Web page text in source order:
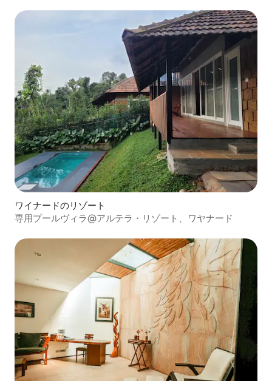
ワイナードのリゾート
専用プールヴィラ@アルテラ・リゾート、ワヤナード